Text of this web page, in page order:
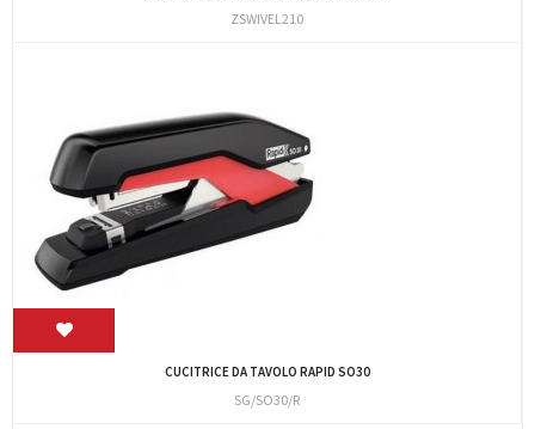
ZSWIVEL210
CUCITRICE DA TAVOLO RAPID SO30
SG/SO30/R